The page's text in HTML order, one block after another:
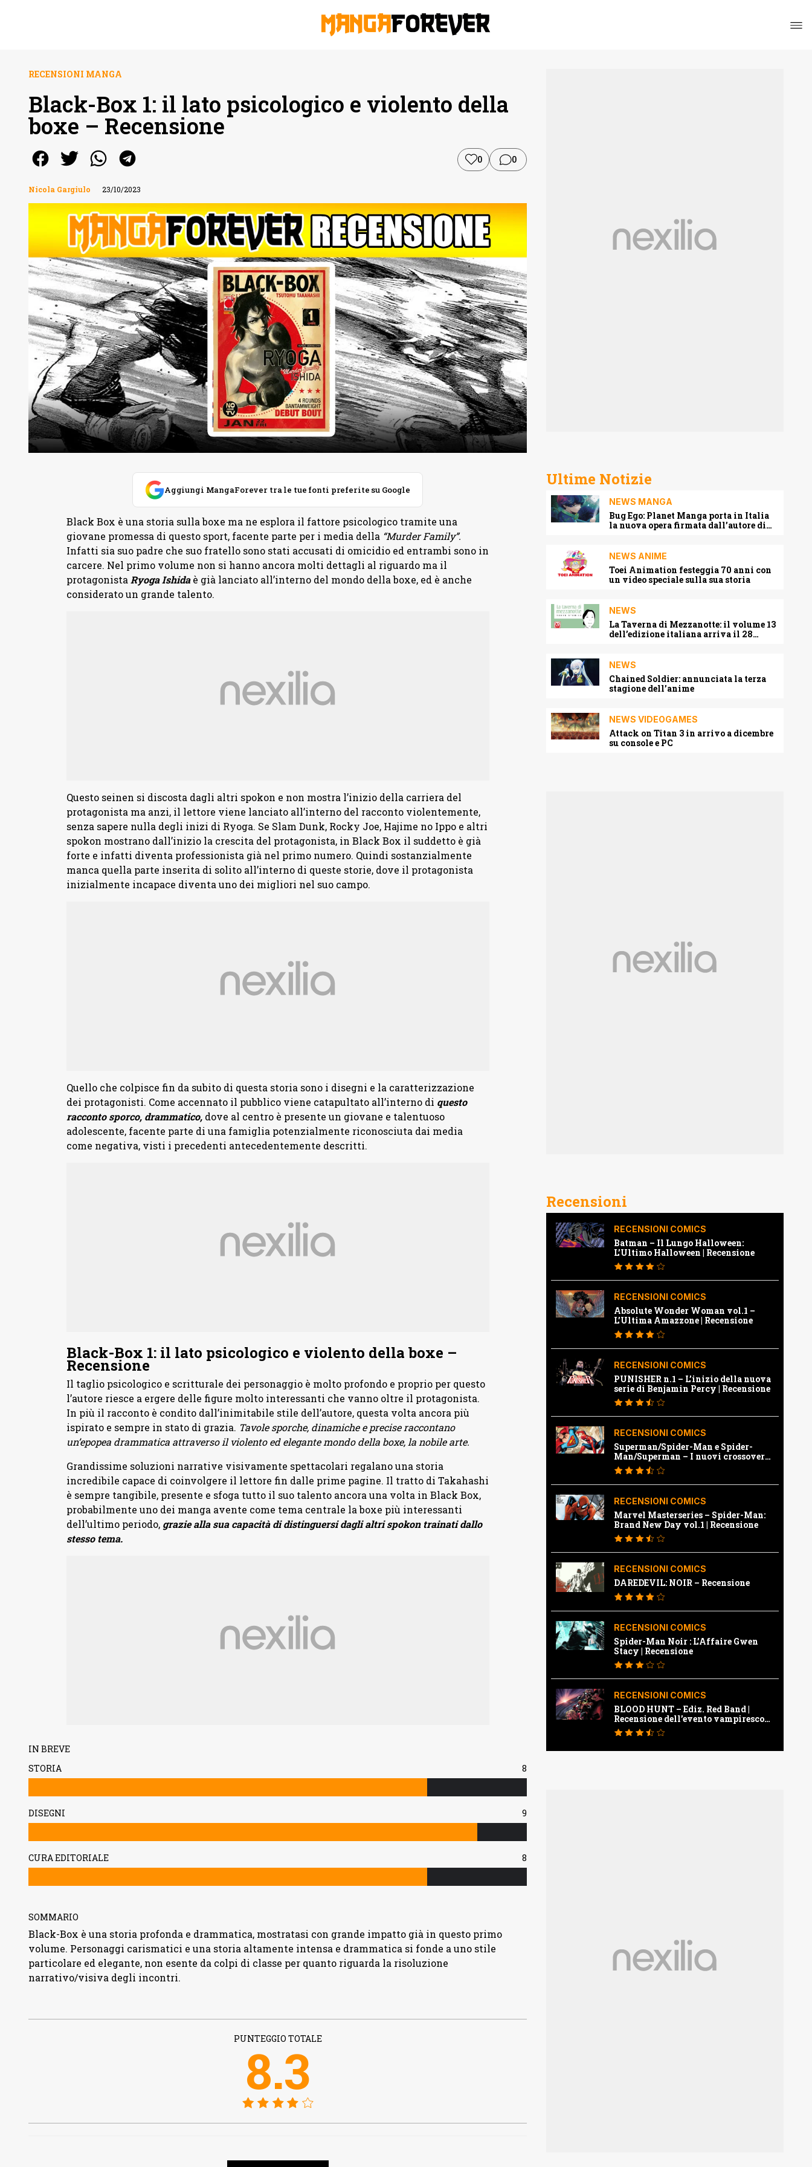
RECENSIONI MANGA
Black-Box 1: il lato psicologico e violento della
boxe – Recensione
0 0
Nicola Gargiulo 23/10/2023
Aggiungi MangaForever tra le tue fonti preferite su Google
Black Box è una storia sulla boxe ma ne esplora il fattore psicologico tramite una
giovane promessa di questo sport, facente parte per i media della “Murder Family”.
Infatti sia suo padre che suo fratello sono stati accusati di omicidio ed entrambi sono in
carcere. Nel primo volume non si hanno ancora molti dettagli al riguardo ma il
protagonista Ryoga Ishidaè già lanciato all’interno del mondo della boxe, ed è anche
considerato un grande talento.
Questo seinen si discosta dagli altri spokon e non mostra l’inizio della carriera del
protagonista ma anzi, il lettore viene lanciato all’interno del racconto violentemente,
senza sapere nulla degli inizi di Ryoga. Se Slam Dunk, Rocky Joe, Hajime no Ippo e altri
spokon mostrano dall’inizio la crescita del protagonista, in Black Box il suddetto è già
forte e infatti diventa professionista già nel primo numero. Quindi sostanzialmente
manca quella parte inserita di solito all’interno di queste storie, dove il protagonista
inizialmente incapace diventa uno dei migliori nel suo campo.
Quello che colpisce fin da subito di questa storia sono i disegni e la caratterizzazione
dei protagonisti. Come accennato il pubblico viene catapultato all’interno di questo
racconto sporco, drammatico,dove al centro è presente un giovane e talentuoso
adolescente, facente parte di una famiglia potenzialmente riconosciuta dai media
come negativa, visti i precedenti antecedentemente descritti.
Black-Box 1: il lato psicologico e violento della boxe –
Recensione
Il taglio psicologico e scritturale dei personaggio è molto profondo e proprio per questo
l’autore riesce a ergere delle figure molto interessanti che vanno oltre il protagonista.
In più il racconto è condito dall’inimitabile stile dell’autore, questa volta ancora più
ispirato e sempre in stato di grazia. Tavole sporche, dinamiche e precise raccontano
un’epopea drammatica attraverso il violento ed elegante mondo della boxe, la nobile arte.
Grandissime soluzioni narrative visivamente spettacolari regalano una storia
incredibile capace di coinvolgere il lettore fin dalle prime pagine. Il tratto di Takahashi
è sempre tangibile, presente e sfoga tutto il suo talento ancora una volta in Black Box,
probabilmente uno dei manga avente come tema centrale la boxe più interessanti
dell’ultimo periodo, grazie alla sua capacità di distinguersi dagli altri spokon trainati dallo
stesso tema.
IN BREVE
STORIA
8
DISEGNI 9
CURA EDITORIALE 8
SOMMARIO
Black-Box è una storia profonda e drammatica, mostratasi con grande impatto già in questo primo
volume. Personaggi carismatici e una storia altamente intensa e drammatica si fonde a uno stile
particolare ed elegante, non esente da colpi di classe per quanto riguarda la risoluzione
narrativo/visiva degli incontri.
PUNTEGGIO TOTALE
8.3
Ultime Notizie
NEWS MANGA
Bug Ego: Planet Manga porta in Italia
la nuova opera firmata dall’autore di
NEWS ANIME
Toei Animation festeggia 70 anni con
un video speciale sulla sua storia
NEWS
La Taverna di Mezzanotte: il volume 13
dell’edizione italiana arriva il 28
NEWS
Chained Soldier: annunciata la terza
stagione dell’anime
NEWS VIDEOGAMES
Attack on Titan 3 in arrivo a dicembre
su console e PC
Recensioni
RECENSIONI COMICS
Batman – Il Lungo Halloween:
L’Ultimo Halloween | Recensione
RECENSIONI COMICS
Absolute Wonder Woman vol.1 –
L’Ultima Amazzone | Recensione
RECENSIONI COMICS
PUNISHER n.1 – L’inizio della nuova
serie di Benjamin Percy | Recensione
RECENSIONI COMICS
Superman/Spider-Man e Spider-
Man/Superman – I nuovi crossover
Marvel e Dc | Recensione
RECENSIONI COMICS
Marvel Masterseries – Spider-Man:
Brand New Day vol.1 | Recensione
RECENSIONI COMICS
DAREDEVIL: NOIR – Recensione
RECENSIONI COMICS
Spider-Man Noir : L’Affaire Gwen
Stacy | Recensione
RECENSIONI COMICS
BLOOD HUNT – Ediz. Red Band |
Recensione dell’evento vampiresco
della Marvel